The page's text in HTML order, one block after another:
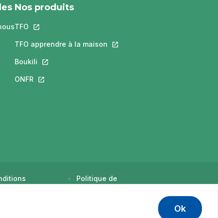
dans un nouvel onglet.
nouvel onglet.
un nouvel onglet.
dans un nouvel onglet.
Nos produits
TFO Ce lien s'ouvrira dans un nouvel onglet.
TFO apprendre à la maison Ce lien s'ouvrira dans un
Boukili Ce lien s'ouvrira dans un nouvel onglet.
ONFR Ce lien s'ouvrira dans un nouvel onglet.
Politique de
Ok